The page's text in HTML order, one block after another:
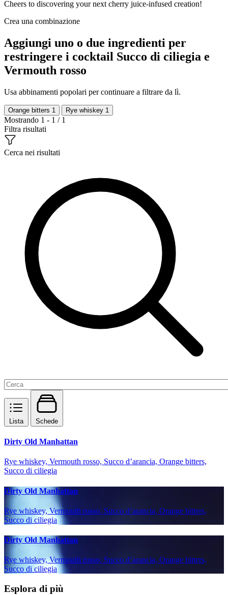
Cheers to discovering your next cherry juice-infused creation!
Crea una combinazione
Aggiungi uno o due ingredienti per
restringere i cocktail Succo di ciliegia e
Vermouth rosso
Usa abbinamenti popolari per continuare a filtrare da lì.
Orange bitters 1 Rye whiskey 1
Mostrando 1 - 1 / 1
Filtra risultati
Cerca nei risultati
Lista Schede
Dirty Old Manhattan
Rye whiskey, Vermouth rosso, Succo d’arancia, Orange bitters,
Succo di ciliegia
Dirty Old Manhattan
Rye whiskey, Vermouth rosso, Succo d’arancia, Orange bitters,
Succo di ciliegia
Dirty Old Manhattan
Rye whiskey, Vermouth rosso, Succo d’arancia, Orange bitters,
Succo di ciliegia
Esplora di più